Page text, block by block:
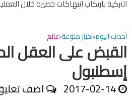
التركية بارتكاب انتهاكات خطيرة خلال
أحداث اليوم•اخبار منوعة•عالم
القبض على العقل
إسطنبول
2017-02-14 اضف